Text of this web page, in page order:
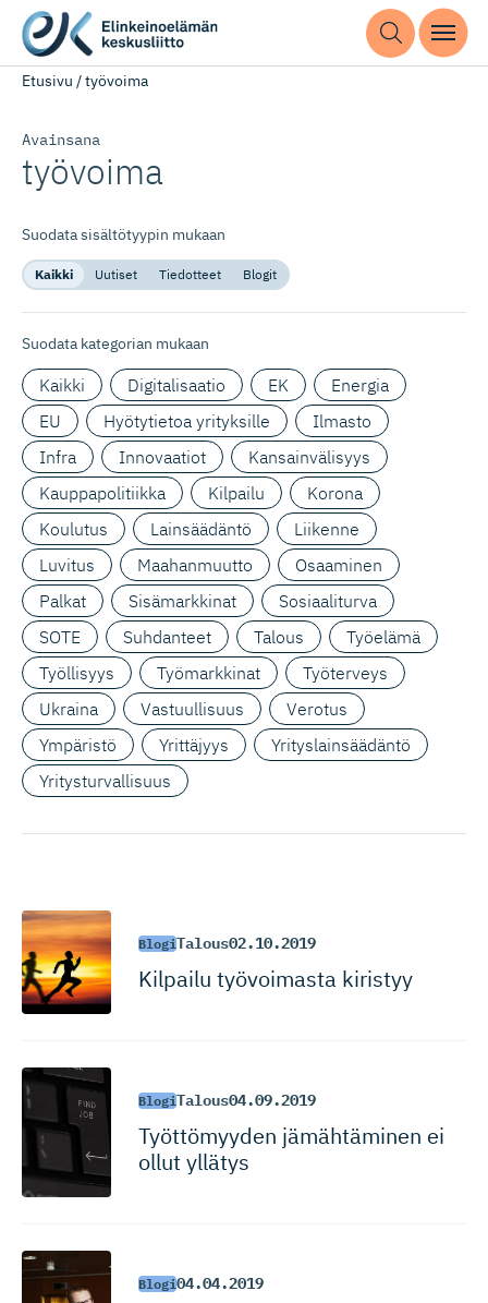
Etusivu /työvoima
Avainsana
työvoima
Suodata sisältötyypin mukaan
Kaikki Uutiset Tiedotteet Blogit
Suodata kategorian mukaan
Kaikki Digitalisaatio EK
Energia
EU
Hyötytietoa yrityksille
Ilmasto
Infra
Innovaatiot
Kansainvälisyys
Kauppapolitiikka
Kilpailu
Korona
Koulutus
Lainsäädäntö
Liikenne
Luvitus
Maahanmuutto
Osaaminen
Palkat
Sisämarkkinat
Sosiaaliturva
SOTE
Suhdanteet Talous
Työelämä
Työllisyys
Työmarkkinat
Työterveys
Ukraina
Vastuullisuus
Verotus
Ympäristö
Yrittäjyys
Yrityslainsäädäntö
Yritysturvallisuus
BlogiTalous02.10.2019
Kilpailu työvoimasta kiristyy
BlogiTalous04.09.2019
Työttömyyden jämähtäminen ei
ollut yllätys
Blogi04.04.2019